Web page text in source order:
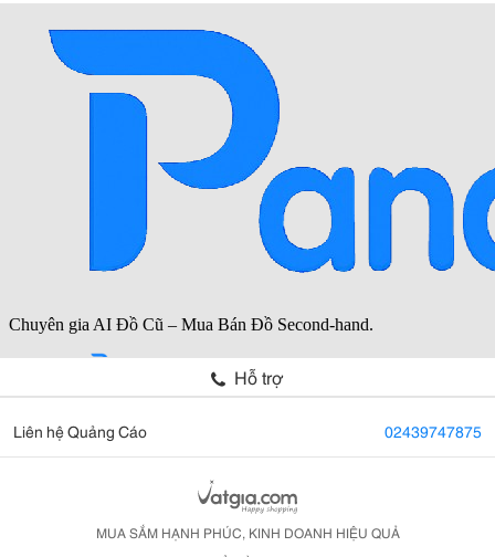
Hỗ trợ
Liên hệ Quảng Cáo 02439747875
MUA SẮM HẠNH PHÚC, KINH DOANH HIỆU QUẢ